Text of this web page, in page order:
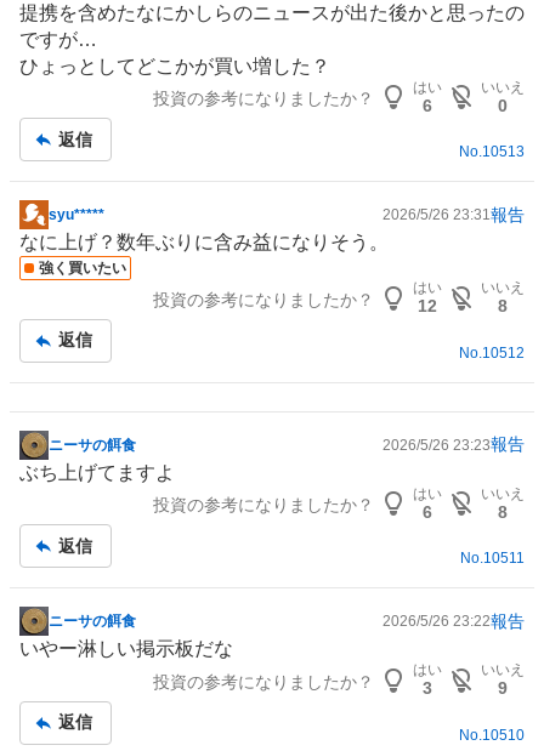
提携を含めたなにかしらのニュースが出た後かと思ったの
ですが…
ひょっとしてどこかが買い増した？
投資の参考になりましたか？
はい
6
いいえ
0
返信
No.10513
掲
示
板
syu***** 2026/5/26 23:31報告
なに上げ？数年ぶりに含み益になりそう。
強く買いたい
投資の参考になりましたか？
はい
12
いいえ
8
返信
No. 10512
掲
示
事
ニーサの餌食 2026/5/26 23:23報告
ぶち上げてますよ
投資の参考になりましたか？
はい
6
いいえ
8
返信
No.10511
掲
示
事
ニーサの餌食 2026/5/26 23:22報告
いやー淋しい掲示板だな
投資の参考になりましたか？
はい
3
いいえ
9
返信
No. 10510